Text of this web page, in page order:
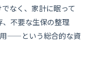
なく、家計に眠って
、不要な生保の整理
用——という総合的な資